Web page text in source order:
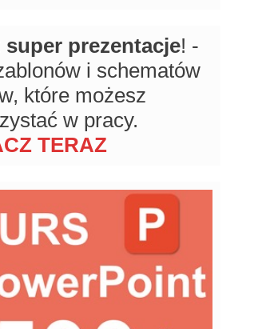
super prezentacje! -
i schematów
które możesz
w pracy.
TERAZ